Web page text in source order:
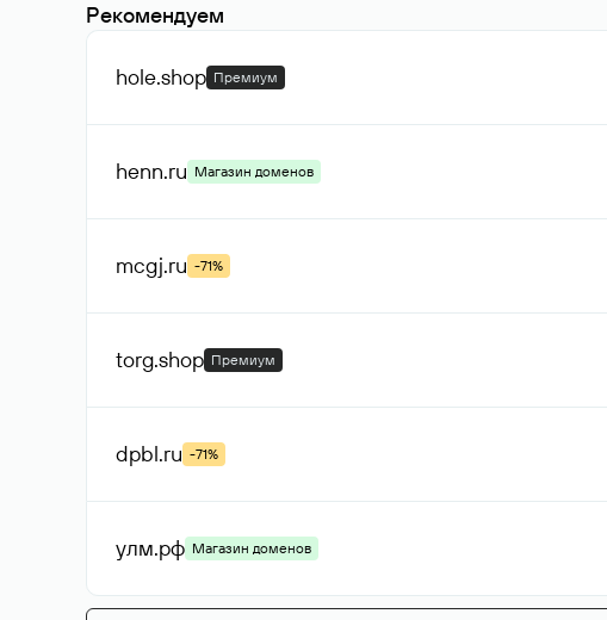
Рекомендуем
hole.shop Премиум
henn.ru Магазин доменов
mcgj.ru -71%
torg.shop Премиум
dpbl.ru -71%
улм.рф Магазин доменов